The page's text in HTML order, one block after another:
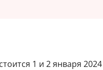
1 и 2 января